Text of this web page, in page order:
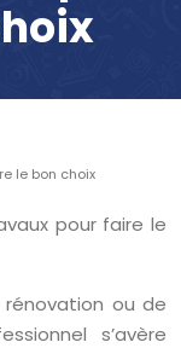
le bon choix
pour faire le
rénovation ou de
s’avère